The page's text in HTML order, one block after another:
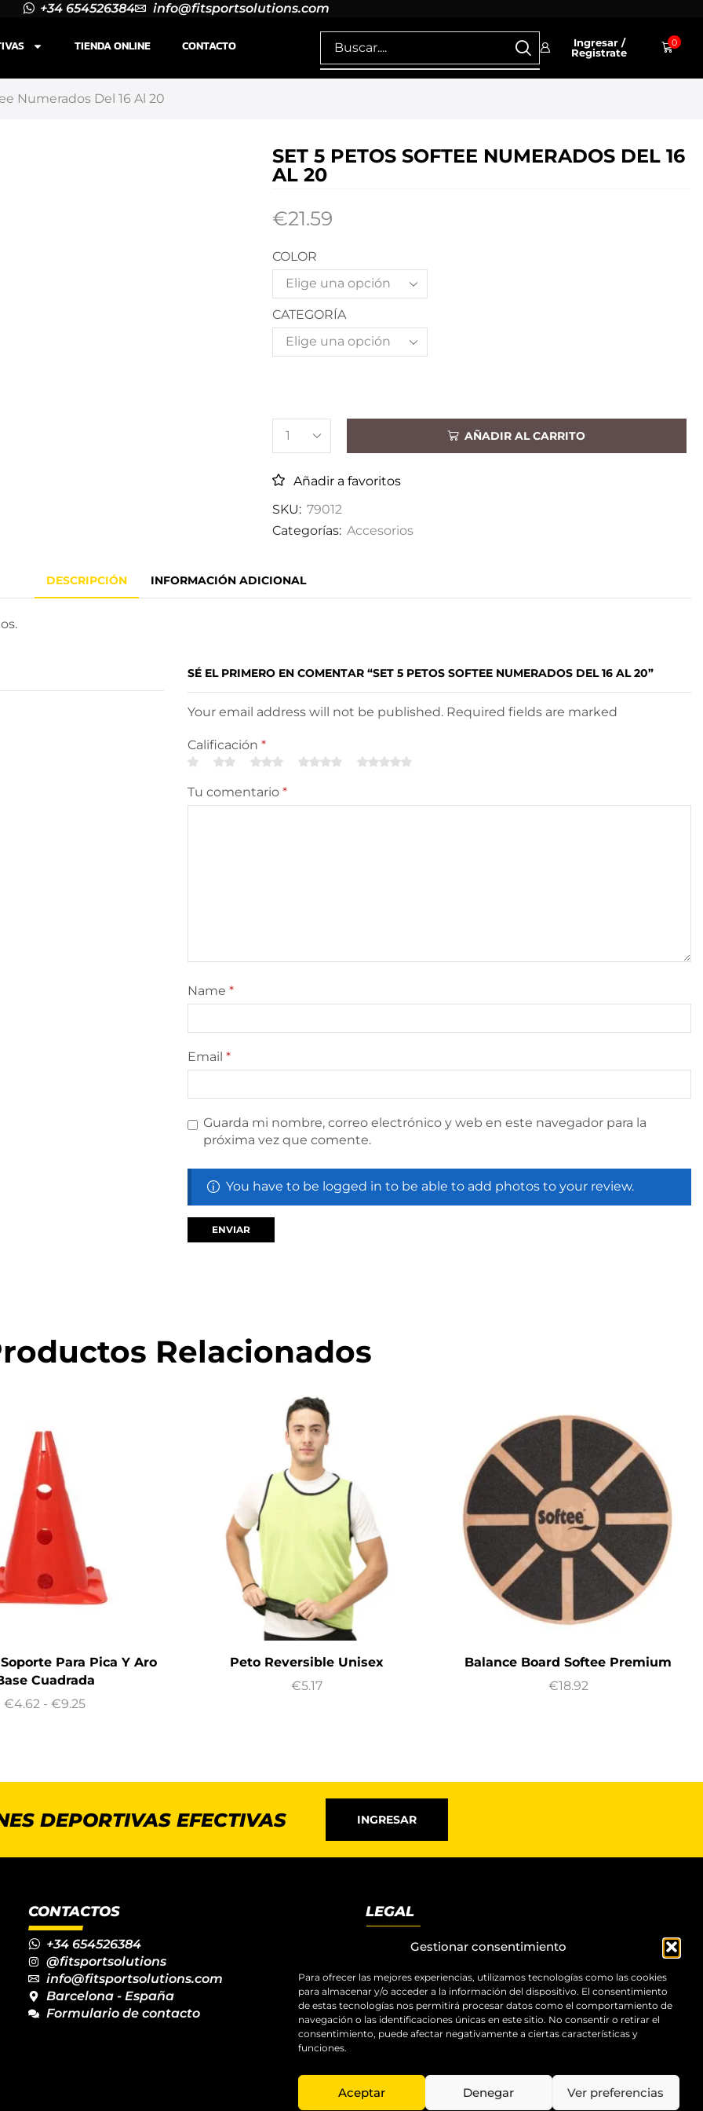
Gestionar consentimiento
Para ofrecer las mejores experiencias, utilizamos tecnologías como las cookies
para almacenar y/o acceder a la información del dispositivo. El consentimiento
de estas tecnologías nos permitirá procesar datos como el comportamiento de
navegación o las identificaciones únicas en este sitio. No consentir o retirar el
consentimiento, puede afectar negativamente a ciertas características y
funciones.
Aceptar Denegar Ver preferencias
+34 654526384 info@fitsportsolutions.com
TIENDA ONLINE CONTACTO
Ingresar /
Registrate
0
Numerados Del 16 Al 20
SET 5 PETOS SOFTEE NUMERADOS DEL 16
AL 20
€21.59
COLOR
CATEGORÍA
AÑADIR AL CARRITO
Añadir a favoritos
SKU: 79012
Categorías: Accesorios
DESCRIPCIÓN INFORMACIÓN ADICIONAL
SÉ EL PRIMERO EN COMENTAR “SET 5 PETOS SOFTEE NUMERADOS DEL 16 AL 20”
Your email address will not be published. Required fields are marked
Calificación *
Tu comentario *
Name *
Email *
Guarda mi nombre, correo electrónico y web en este navegador para la
próxima vez que comente.
You have to be logged in to be able to add photos to your review.
Relacionados
Para Pica Y Aro
Cuadrada
€4.62 - €9.25
Peto Reversible Unisex
€5.17
Balance Board Softee Premium
€18.92
DEPORTIVAS EFECTIVAS INGRESAR
CONTACTOS
+34 654526384
@fitsportsolutions
info@fitsportsolutions.com
Barcelona - España
Formulario de contacto
LEGAL
Términos y condiciones
Política de privacidad
Política de cookies
Accesibilidad
Mapa del sitio